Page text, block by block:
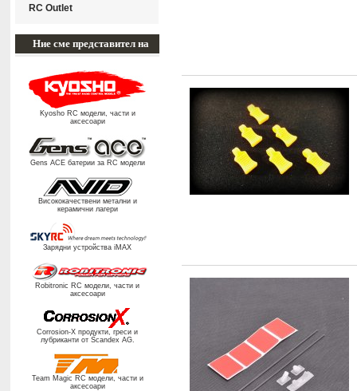
RC Outlet
Ние сме представител на
Kyosho RC модели, части и
аксесоари
Gens ACE батерии за RC модели
Висококачествени метални и
керамични лагери
Зарядни устройства iMAX
Robitronic RC модели, части и
аксесоари
Corrosion-X продукти, греси и
лубриканти от Scandex AG.
Team Magic RC модели, части и
аксесоари